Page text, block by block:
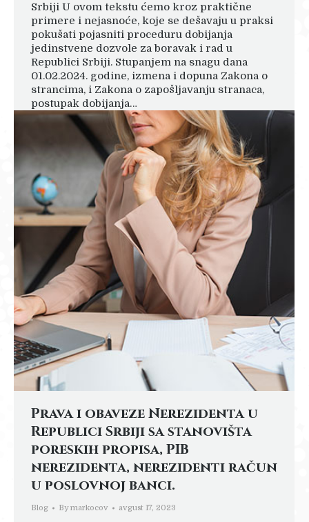
Srbiji U ovom tekstu ćemo kroz praktične
primere i nejasnoće, koje se dešavaju u praksi
pokušati pojasniti proceduru dobijanja
jedinstvene dozvole za boravak i rad u
Republici Srbiji. Stupanjem na snagu dana
01.02.2024. godine, izmena i dopuna Zakona o
strancima, i Zakona o zapošljavanju stranaca,
postupak dobijanja…
Prava i obaveze Nerezidenta u
Republici Srbiji sa stanovišta
poreskih propisa, PIB
nerezidenta, nerezidenti račun
u poslovnoj banci.
Blog Bymarkocov avgust 17, 2023